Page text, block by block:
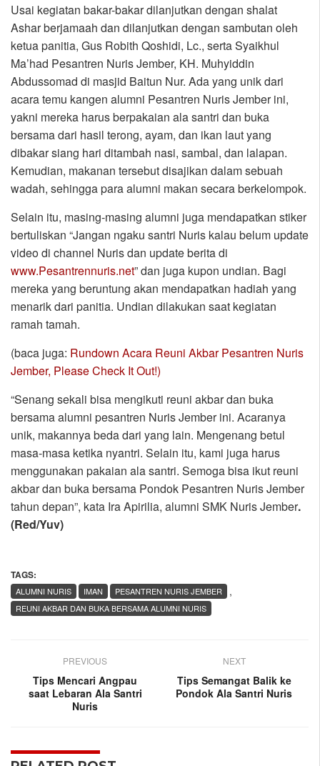
Usai kegiatan bakar-bakar dilanjutkan dengan shalat
Ashar berjamaah dan dilanjutkan dengan sambutan oleh
ketua panitia, Gus Robith Qoshidi, Lc., serta Syaikhul
Ma’had Pesantren Nuris Jember, KH. Muhyiddin
Abdussomad di masjid Baitun Nur. Ada yang unik dari
acara temu kangen alumni Pesantren Nuris Jember ini,
yakni mereka harus berpakaian ala santri dan buka
bersama dari hasil terong, ayam, dan ikan laut yang
dibakar siang hari ditambah nasi, sambal, dan lalapan.
Kemudian, makanan tersebut disajikan dalam sebuah
wadah, sehingga para alumni makan secara berkelompok.
Selain itu, masing-masing alumni juga mendapatkan stiker
bertuliskan “Jangan ngaku santri Nuris kalau belum update
video di channel Nuris dan update berita di
www.Pesantrennuris.net” dan juga kupon undian. Bagi
mereka yang beruntung akan mendapatkan hadiah yang
menarik dari panitia. Undian dilakukan saat kegiatan
ramah tamah.
(baca juga: Rundown Acara Reuni Akbar Pesantren Nuris
Jember, Please Check It Out!)
“Senang sekali bisa mengikuti reuni akbar dan buka
bersama alumni pesantren Nuris Jember ini. Acaranya
unik, makannya beda dari yang lain. Mengenang betul
masa-masa ketika nyantri. Selain itu, kami juga harus
menggunakan pakaian ala santri. Semoga bisa ikut reuni
akbar dan buka bersama Pondok Pesantren Nuris Jember
tahun depan”, kata Ira Apirilia, alumni SMK Nuris Jember.
(Red/Yuv)
TAGS:
,
ALUMNI NURIS IMAN
PESANTREN NURIS JEMBER
REUNI AKBAR DAN BUKA BERSAMA ALUMNI NURIS
PREVIOUS
Tips Mencari Angpau
saat Lebaran Ala Santri
Nuris
NEXT
Tips Semangat Balik ke
Pondok Ala Santri Nuris